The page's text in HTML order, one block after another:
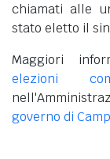
chiamati alle
stato eletto il
Maggiori
elezioni
governo di